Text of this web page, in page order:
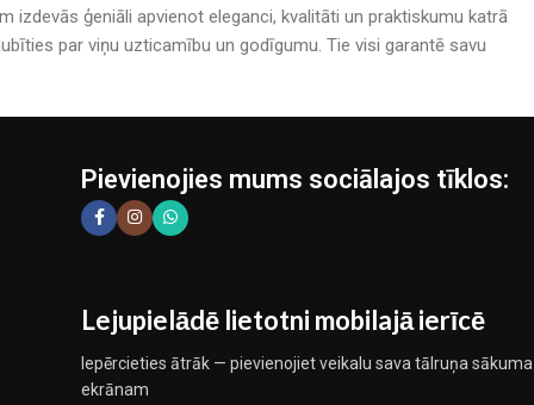
ģeniāli apvienot eleganci, kvalitāti un praktiskumu katrā
par viņu uzticamību un godīgumu. Tie visi garantē savu
Pievienojies mums sociālajos tīklos:
Lejupielādē lietotni mobilajā ierīcē
Iepērcieties ātrāk — pievienojiet veikalu sava tālruņa sākuma
ekrānam